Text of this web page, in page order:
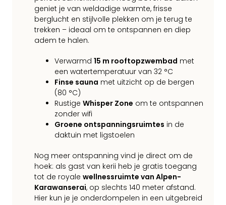
geniet je van weldadige warmte, frisse
berglucht en stijlvolle plekken om je terug te
trekken – ideaal om te ontspannen en diep
adem te halen.
Verwarmd 15 m rooftopzwembad met
een watertemperatuur van 32 °C
Finse sauna met uitzicht op de bergen
(80 °C)
Rustige Whisper Zone om te ontspannen
zonder wifi
Groene ontspanningsruimtes in de
daktuin met ligstoelen
Nog meer ontspanning vind je direct om de
hoek: als gast van kerii heb je gratis toegang
tot de royale wellnessruimte van Alpen-
Karawanserai, op slechts 140 meter afstand.
Hier kun je je onderdompelen in een uitgebreid